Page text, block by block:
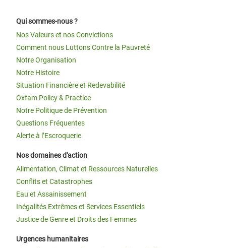
Qui sommes-nous ?
Nos Valeurs et nos Convictions
Comment nous Luttons Contre la Pauvreté
Notre Organisation
Notre Histoire
Situation Financière et Redevabilité
Oxfam Policy & Practice
Notre Politique de Prévention
Questions Fréquentes
Alerte à l’Escroquerie
Nos domaines d'action
Alimentation, Climat et Ressources Naturelles
Conflits et Catastrophes
Eau et Assainissement
Inégalités Extrêmes et Services Essentiels
Justice de Genre et Droits des Femmes
Urgences humanitaires